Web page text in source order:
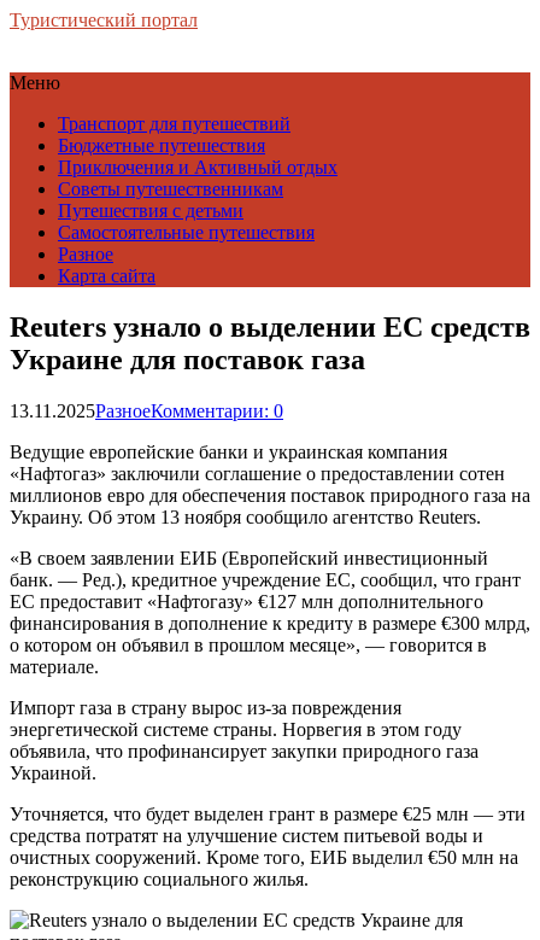
Туристический портал
Меню
Транспорт для путешествий
Бюджетные путешествия
Приключения и Активный отдых
Советы путешественникам
Путешествия с детьми
Самостоятельные путешествия
Разное
Карта сайта
Reuters узнало о выделении ЕС средств
Украине для поставок газа
13.11.2025РазноеКомментарии: 0
Ведущие европейские банки и украинская компания
«Нафтогаз» заключили соглашение о предоставлении сотен
миллионов евро для обеспечения поставок природного газа на
Украину. Об этом 13 ноября сообщило агентство Reuters.
«В своем заявлении ЕИБ (Европейский инвестиционный
банк. — Ред.), кредитное учреждение ЕС, сообщил, что грант
ЕС предоставит «Нафтогазу» €127 млн дополнительного
финансирования в дополнение к кредиту в размере €300 млрд,
о котором он объявил в прошлом месяце», — говорится в
материале.
Импорт газа в страну вырос из-за повреждения
энергетической системе страны. Норвегия в этом году
объявила, что профинансирует закупки природного газа
Украиной.
Уточняется, что будет выделен грант в размере €25 млн — эти
средства потратят на улучшение систем питьевой воды и
очистных сооружений. Кроме того, ЕИБ выделил €50 млн на
реконструкцию социального жилья.